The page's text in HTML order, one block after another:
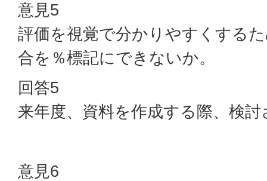
意見5
評価を視覚で分かりやすくする
合を％標記にできないか。
回答5
来年度、資料を作成する際、検
意見6